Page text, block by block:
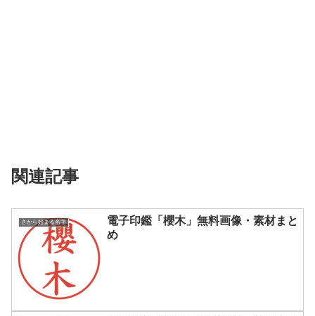
関連記事
さから始まる名字
電子印鑑「櫻木」無料画像・素材まと
め